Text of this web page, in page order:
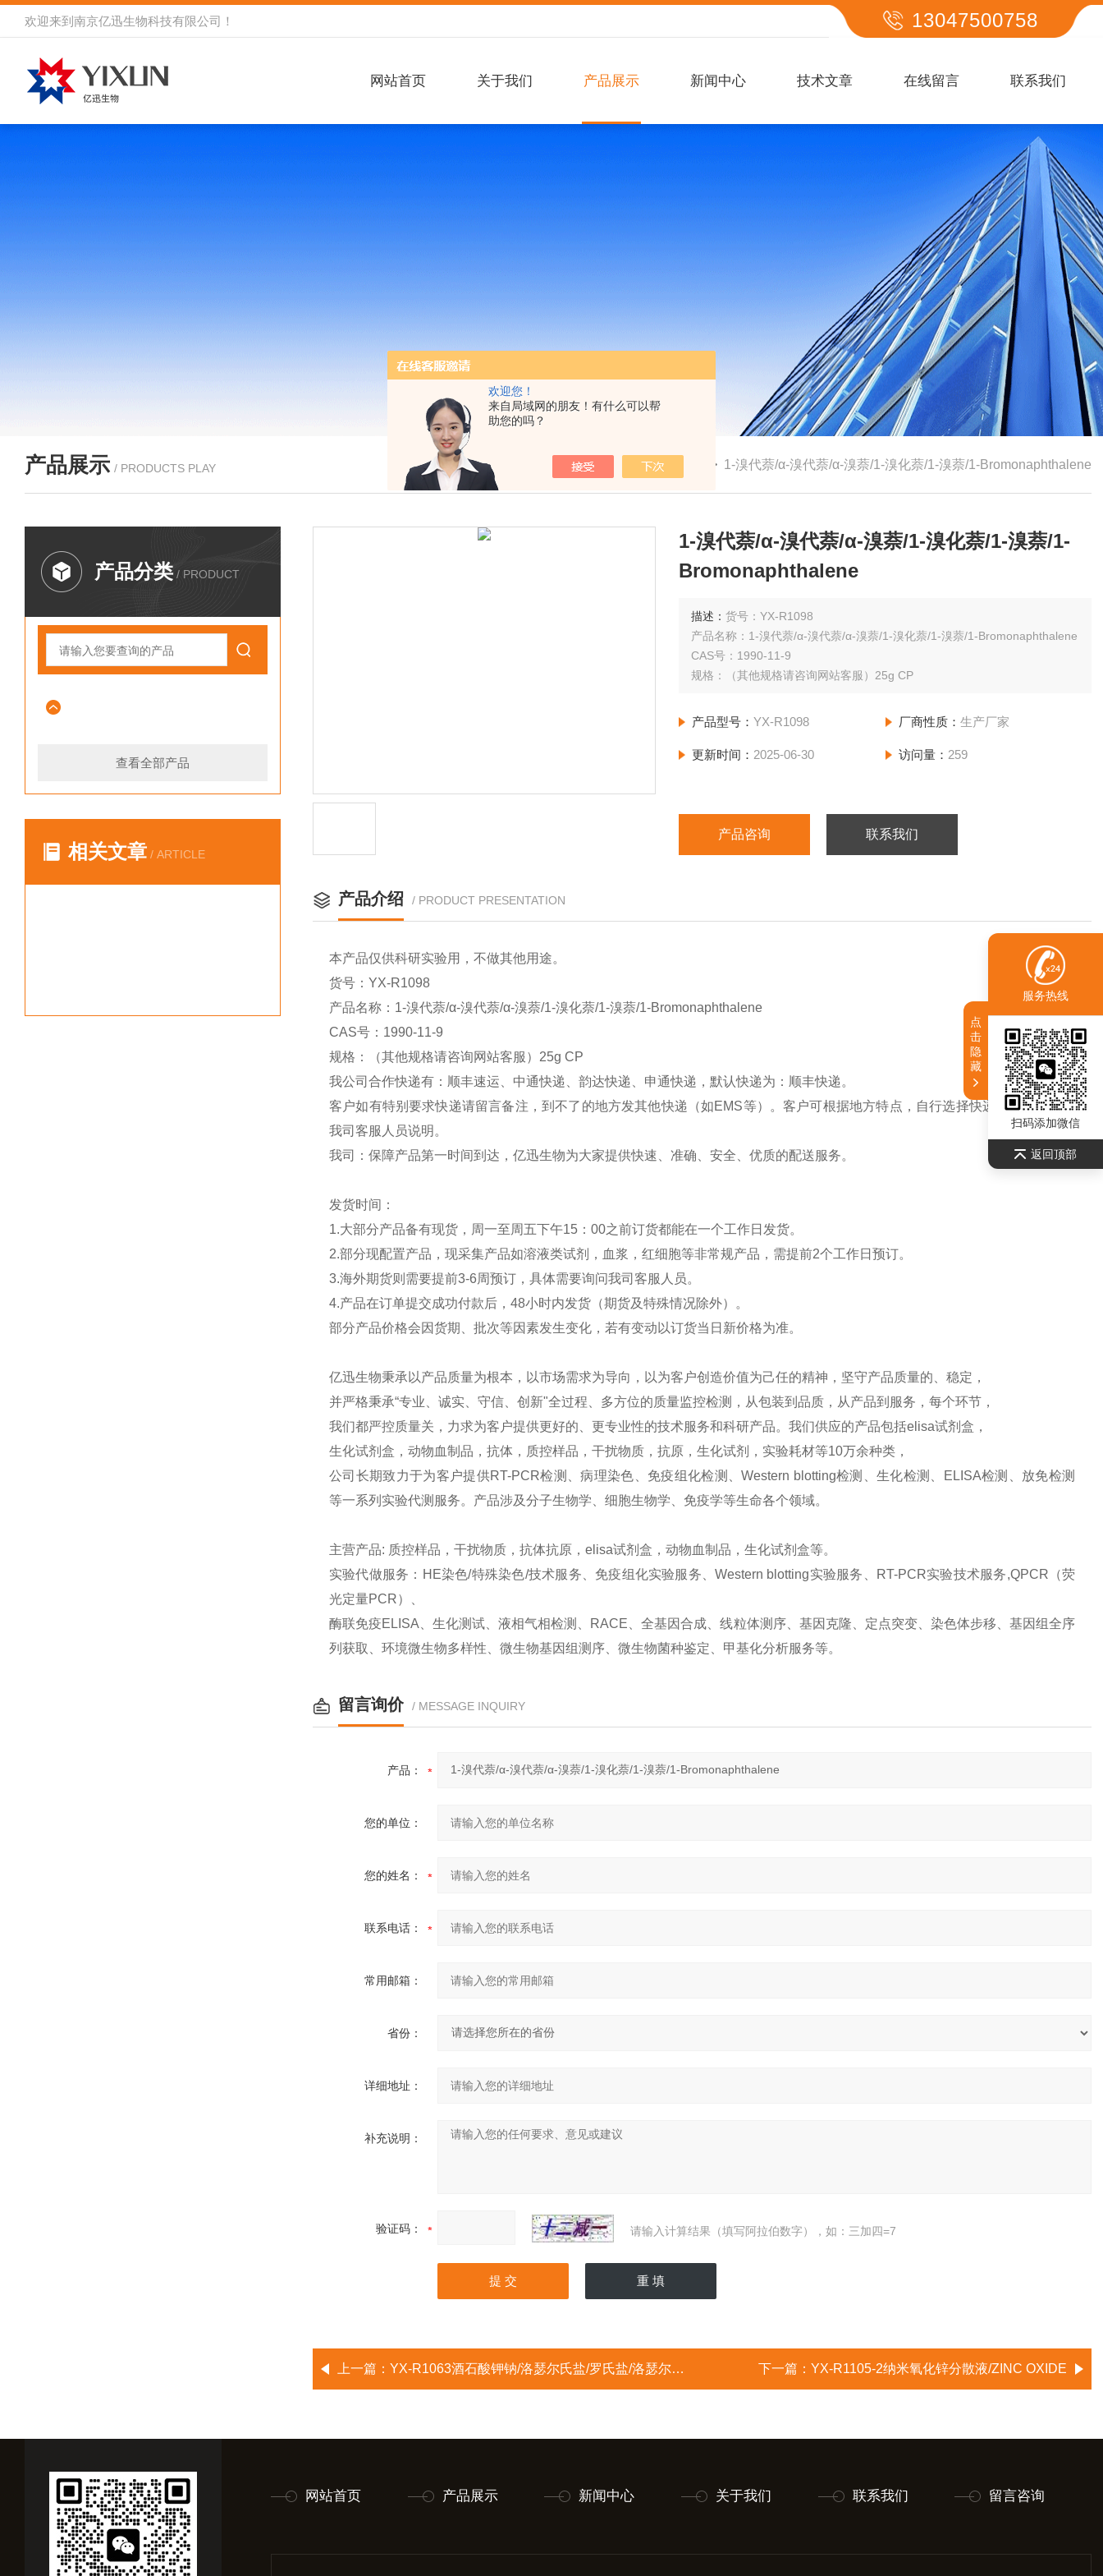
欢迎您！
来自局域网的朋友！有什么可以帮
助您的吗？
欢迎来到 南京亿迅生物科技有限公司 ！ 13047500758
网站首页 关于我们 产品展示 新闻中心 技术文章 在线留言 联系我们
产品展示 / PRODUCTS PLAY 首页> 产品展示> > > 1-溴代萘/α-溴代萘/α-溴萘/1-溴化萘/1-溴萘/1-Bromonaphthalene
产品分类 / PRODUCT
查看全部产品
相关文章 / ARTICLE
1-溴代萘/α-溴代萘/α-溴萘/1-溴化萘/1-溴萘/1-
Bromonaphthalene
描述：货号：YX-R1098
产品名称：1-溴代萘/α-溴代萘/α-溴萘/1-溴化萘/1-溴萘/1-Bromonaphthalene
CAS号：1990-11-9
规格：（其他规格请咨询网站客服）25g CP
产品型号：YX-R1098 厂商性质： 生产厂家
更新时间： 2025-06-30 访问量： 259
产品咨询 联系我们
产品介绍 / PRODUCT PRESENTATION
本产品仅供科研实验用，不做其他用途。
货号：YX-R1098
产品名称：1-溴代萘/α-溴代萘/α-溴萘/1-溴化萘/1-溴萘/1-Bromonaphthalene
CAS号：1990-11-9
规格：（其他规格请咨询网站客服）25g CP
我公司合作快递有：顺丰速运、中通快递、韵达快递、申通快递，默认快递为：顺丰快递。
客户如有特别要求快递请留言备注，到不了的地方发其他快递（如EMS等）。客户可根据地方特点，自行选择快递公司，请联系
我司客服人员说明。
我司：保障产品第一时间到达，亿迅生物为大家提供快速、准确、安全、优质的配送服务。
发货时间：
1.大部分产品备有现货，周一至周五下午15：00之前订货都能在一个工作日发货。
2.部分现配置产品，现采集产品如溶液类试剂，血浆，红细胞等非常规产品，需提前2个工作日预订。
3.海外期货则需要提前3-6周预订，具体需要询问我司客服人员。
4.产品在订单提交成功付款后，48小时内发货（期货及特殊情况除外）。
部分产品价格会因货期、批次等因素发生变化，若有变动以订货当日新价格为准。
亿迅生物秉承以产品质量为根本，以市场需求为导向，以为客户创造价值为己任的精神，坚守产品质量的、稳定，
并严格秉承“专业、诚实、守信、创新"全过程、多方位的质量监控检测，从包装到品质，从产品到服务，每个环节，
我们都严控质量关，力求为客户提供更好的、更专业性的技术服务和科研产品。我们供应的产品包括elisa试剂盒，
生化试剂盒，动物血制品，抗体，质控样品，干扰物质，抗原，生化试剂，实验耗材等10万余种类，
公司长期致力于为客户提供RT-PCR检测、病理染色、免疫组化检测、Western blotting检测、生化检测、ELISA检测、放免检测
等一系列实验代测服务。产品涉及分子生物学、细胞生物学、免疫学等生命各个领域。
主营产品: 质控样品，干扰物质，抗体抗原，elisa试剂盒，动物血制品，生化试剂盒等。
实验代做服务：HE染色/特殊染色/技术服务、免疫组化实验服务、Western blotting实验服务、RT-PCR实验技术服务,QPCR（荧
光定量PCR）、
酶联免疫ELISA、生化测试、液相气相检测、RACE、全基因合成、线粒体测序、基因克隆、定点突变、染色体步移、基因组全序
列获取、环境微生物多样性、微生物基因组测序、微生物菌种鉴定、甲基化分析服务等。
留言询价 / MESSAGE INQUIRY
产品：
您的单位：
您的姓名：
联系电话：
常用邮箱：
省份：
详细地址：
补充说明：
验证码： 请输入计算结果（填写阿拉伯数字），如：三加四=7
上一篇： YX-R1063酒石酸钾钠/洛瑟尔氏盐/罗氏盐/洛瑟尔氏盐/四水合酒石酸钾钠/六氟二氢锆酸盐/罗谢尔盐/酒石酸钠钾/Potassi 下一篇： YX-R1105-2纳米氧化锌分散液/ZINC OXIDE
网站首页 产品展示 新闻中心 关于我们 联系我们 留言咨询
服务热线
扫码添加微信
返回顶部
点
击
隐
藏